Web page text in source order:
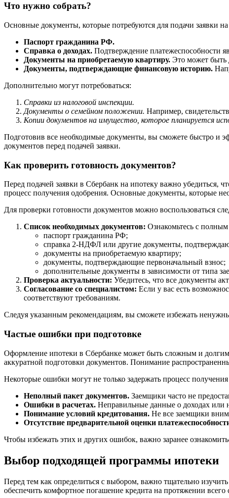
Что нужно собрать?
Основные документы, которые потребуются для подачи заявки
Паспорт гражданина РФ.
Справка о доходах. Подтверждение платежеспособности
Документы на приобретаемую квартиру. Это может быть
Документы, подтверждающие финансовую историю.
Дополнительно могут потребоваться:
Справки из налоговой инспекции.
Документы о семейном положении. Например,
Копии документов на имущество, которое планируется
Подготовив все необходимые документы, вы сможете быстро и
документов перед подачей заявки.
Как проверить готовность документов?
Перед подачей заявки в Сбербанк на ипотеку важно убедиться,
процесс получения одобрения. Основные документы, которые
Для проверки готовности документов можно воспользоваться
Список необходимых документов: Ознакомьтесь с
паспорт гражданина РФ;
справка 2-НДФЛ или другие документы,
документы на приобретаемую квартиру;
документы, подтверждающие первоначальный взнос;
дополнительные документы в зависимости от типа
Проверка актуальности: Убедитесь, что все документы
Согласование со специалистом: Если у вас есть
соответствуют требованиям.
Следуя указанным рекомендациям, вы сможете избежать
Частые ошибки при подготовке
Оформление ипотеки в Сбербанке может быть сложным и
аккуратной подготовки документов. Понимание
Некоторые ошибки могут не только задержать процесс
Неполный пакет документов. Заемщики часто не
Ошибки в расчетах. Неправильные данные о доходах или
Понимание условий кредитования. Не все заемщики
Отсутствие предварительной оценки
Чтобы избежать этих и других ошибок, важно заранее
Выбор подходящей программы ипотеки
Перед тем как определиться с выбором, важно тщательно
обеспечить комфортное погашение кредита на протяжении всего